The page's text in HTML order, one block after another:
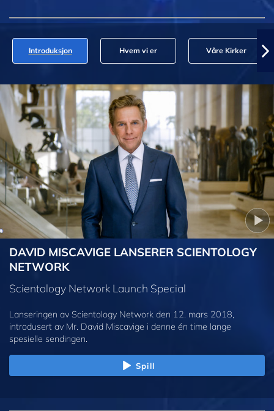
Introduksjon Hvem vi er Våre Kirker
DAVID MISCAVIGE LANSERER SCIENTOLOGY
NETWORK
Scientology Network Launch Special
Lanseringen av Scientology Network den 12. mars 2018,
introdusert av Mr. David Miscavige i denne én time lange
spesielle sendingen.
Spill